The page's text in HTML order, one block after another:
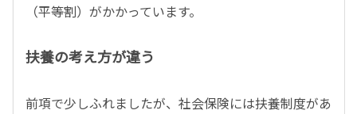
（平等割）がかかっています。
扶養の考え方が違う
前項で少しふれましたが、社会保険には扶養制度があ